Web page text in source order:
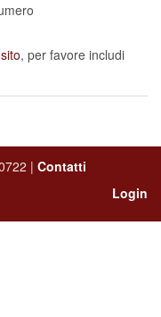
, per favore includi
| Contatti
Login